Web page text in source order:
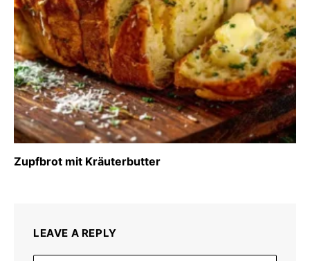
Zupfbrot mit Kräuterbutter
LEAVE A REPLY